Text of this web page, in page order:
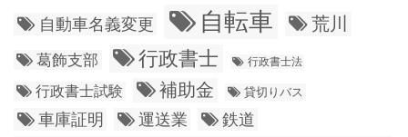
自動車名義変更 自転車 荒川
葛飾支部 行政書士 行政書士法
行政書士試験 補助金 貸切りバス
車庫証明 運送業 鉄道